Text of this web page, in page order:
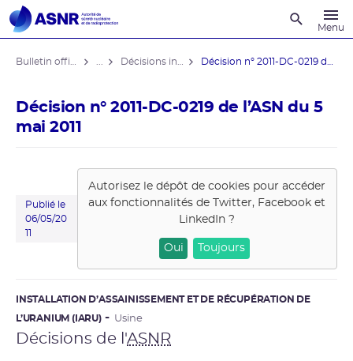
Menu
Décision n° 2011-DC-0219 de l’ASN du 5
mai 2011
Publié le
06/05/20
11
Autorisez le dépôt de cookies pour accéder
aux fonctionnalités deTwitter, Facebook et
LinkedIn ?
Oui Toujours
INSTALLATION D’ASSAINISSEMENT ET DE RÉCUPÉRATION DE
L’URANIUM (IARU)
Usine
Décisions de l'ASNR